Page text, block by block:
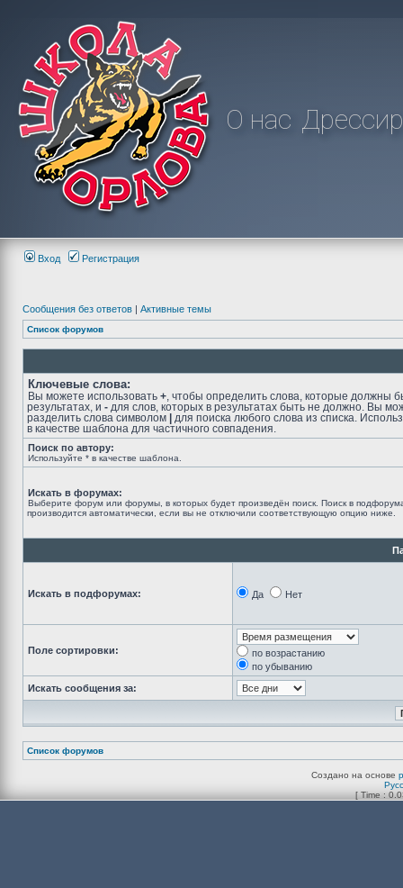
О нас
Вход Регистрация
Сообщения без ответов | Активные темы
Список форумов
Ключевые слова:
Вы можете использовать + , чтобы определить слова, которые должны
результатах, и - для слов, которых в результатах быть не должно. Вы
разделить слова символом
для поиска любого слова из списка.
в качестве шаблона для частичного совпадения.
Поиск по автору:
Используйте * в качестве шаблона.
Искать в форумах:
Выберите форум или форумы, в которых будет произведён поиск. Поиск в
производится автоматически, если вы не отключили соответствующую опцию ниже.
Искать в подфорумах: Да Нет
Поле сортировки:
по возрастанию
по убыванию
Искать сообщения за:
Список форумов
Создано на основе
[ Time :